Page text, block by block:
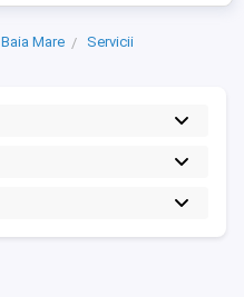
Baia Mare
Servicii